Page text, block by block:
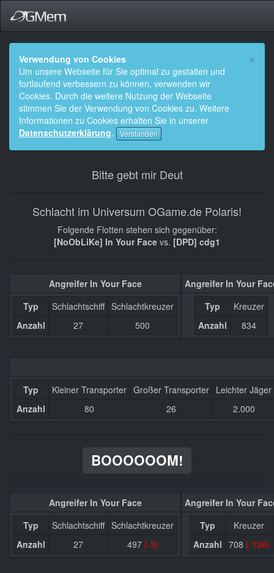
×
Verwendung von Cookies
Um unsere Webseite für Sie optimal zu gestalten und
fortlaufend verbessern zu können, verwenden wir
Cookies. Durch die weitere Nutzung der Webseite
stimmen Sie der Verwendung von Cookies zu. Weitere
Informationen zu Cookies erhalten Sie in unserer
Datenschutzerklärung. Verstanden
Bitte gebt mir Deut
Schlacht im Universum OGame.de Polaris!
Folgende Flotten stehen sich gegenüber:
[NoObLiKe] In Your Face vs. [DPD] cdg1
Angreifer In Your Face
Typ
Schlachtschiff Schlachtkreuzer
Anzahl
27 500
Angreifer In Your
Typ
Kreuzer
Anzahl
834
Typ Kleiner Transporter Großer Transporter Leichter Jäger
Anzahl
80 26 2.000
BOOOOOOM!
Angreifer In Your Face
Typ
Schlachtschiff Schlachtkreuzer
Anzahl
27 497 (-3)
Angreifer In Your
Typ
Kreuzer
Anzahl 708 (-126)